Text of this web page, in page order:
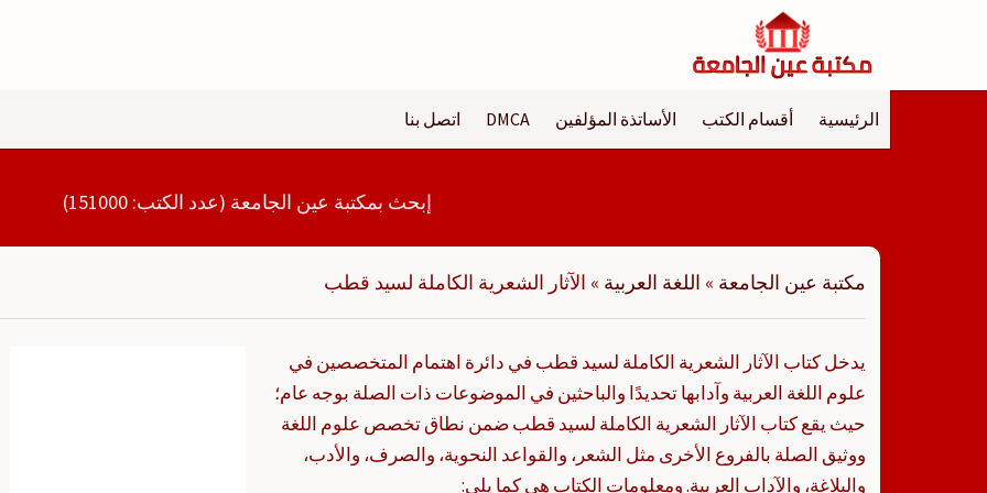
الرئيسية أقسام الكتب الأساتذة المؤلفين DMCA اتصل بنا
إبحث بمكتبة عين الجامعة (عدد الكتب: 151000)
مكتبة عين الجامعة » اللغة العربية » الآثار الشعرية الكاملة لسيد قطب
يدخل كتاب الآثار الشعرية الكاملة لسيد قطب في دائرة اهتمام المتخصصين في
علوم اللغة العربية وآدابها تحديدًا والباحثين في الموضوعات ذات الصلة بوجه عام؛
حيث يقع كتاب الآثار الشعرية الكاملة لسيد قطب ضمن نطاق تخصص علوم اللغة
ووثيق الصلة بالفروع الأخرى مثل الشعر، والقواعد النحوية، والصرف، والأدب،
والبلاغة، والآداب العربية. ومعلومات الكتاب هي كما يلي: